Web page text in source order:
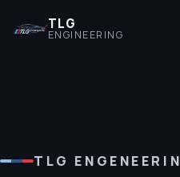
TLG
ENGINEERING
TLG